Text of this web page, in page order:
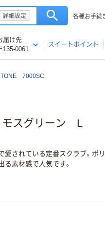
詳細設定 各種お手続
届け先
135-0061
スイートポイント
7000SC
モスグリーン L
されている定番スクラブ。ポ
る素材感で人気です。